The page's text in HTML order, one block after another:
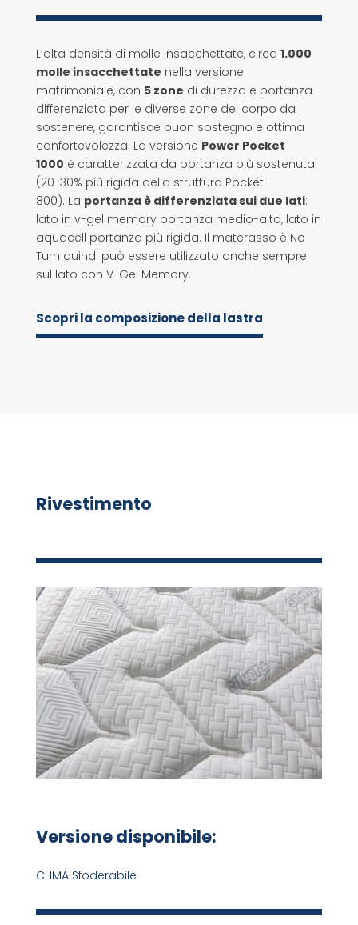
L’alta densità di molle insacchettate, circa 1.000
molle insacchettate nella versione
matrimoniale, con 5 zone di durezza e portanza
differenziata per le diverse zone del corpo da
sostenere, garantisce buon sostegno e ottima
confortevolezza. La versione Power Pocket
1000 è caratterizzata da portanza più sostenuta
(20-30% più rigida della struttura Pocket
800). La portanza è differenziata sui due lati:
lato in v-gel memory portanza medio-alta, lato in
aquacell portanza più rigida. Il materasso è No
Turn quindi può essere utilizzato anche sempre
sul lato con V-Gel Memory.
Scopri la composizione della lastra
Rivestimento
Versione disponibile:
CLIMA Sfoderabile